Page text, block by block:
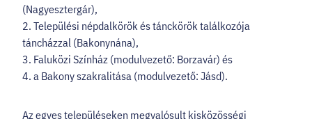
(Nagyesztergár),
2. Települési népdalkörök és tánckörök találkozója
táncházzal (Bakonynána),
3. Faluközi Színház (modulvezető: Borzavár) és
4. a Bakony szakralitása (modulvezető: Jásd).
Az egyes településeken megvalósult kisközösségi